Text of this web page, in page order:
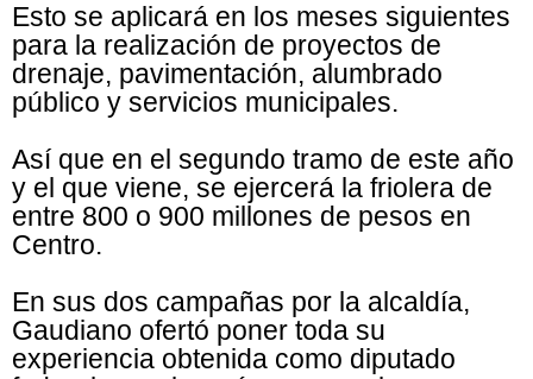
Esto se aplicará en los meses siguientes
para la realización de proyectos de
drenaje, pavimentación, alumbrado
público y servicios municipales.
Así que en el segundo tramo de este año
y el que viene, se ejercerá la friolera de
entre 800 o 900 millones de pesos en
Centro.
En sus dos campañas por la alcaldía,
Gaudiano ofertó poner toda su
experiencia obtenida como diputado